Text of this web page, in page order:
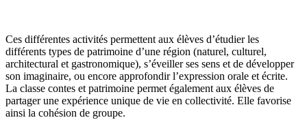
Ces différentes activités permettent aux élèves d’étudier les
différents types de patrimoine d’une région (naturel, culturel,
architectural et gastronomique), s’éveiller ses sens et de développer
son imaginaire, ou encore approfondir l’expression orale et écrite.
La classe contes et patrimoine permet également aux élèves de
partager une expérience unique de vie en collectivité. Elle favorise
ainsi la cohésion de groupe.